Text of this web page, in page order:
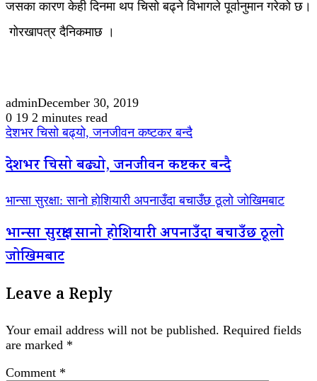
जसका कारण केही दिनमा थप चिसो बढ्ने विभागले पूर्वानुमान गरेको छ।
गोरखापत्र दैनिकमाछ ।
adminDecember 30, 2019
0 19 2 minutes read
देशभर चिसो बढ्यो, जनजीवन कष्टकर बन्दै
देशभर चिसो बढ्यो, जनजीवन कष्टकर बन्दै
भान्सा सुरक्षा: सानो होशियारी अपनाउँदा बचाउँछ ठूलो जोखिमबाट
भान्सा सुरक्षा: सानो होशियारी अपनाउँदा बचाउँछ ठूलो
जोखिमबाट
Leave a Reply
Your email address will not be published. Required fields
are marked *
Comment *